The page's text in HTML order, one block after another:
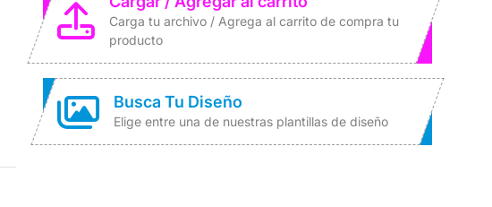
Carga tu archivo / Agrega al carrito de compra tu
producto
Busca Tu Diseño
Elige entre una de nuestras plantillas de diseño